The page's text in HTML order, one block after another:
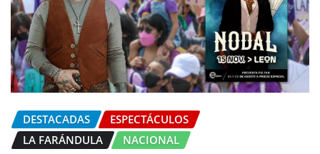
DESTACADAS
ESPECTÁCULOS
LA FARÁNDULA
NACIONAL